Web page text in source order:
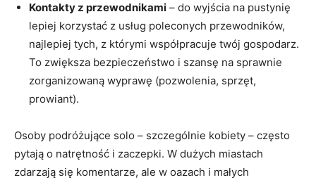
Kontakty z przewodnikami – do wyjścia na pustynię
lepiej korzystać z usług poleconych przewodników,
najlepiej tych, z którymi współpracuje twój gospodarz.
To zwiększa bezpieczeństwo i szansę na sprawnie
zorganizowaną wyprawę (pozwolenia, sprzęt,
prowiant).
Osoby podróżujące solo – szczególnie kobiety – często
pytają o natrętność i zaczepki. W dużych miastach
zdarzają się komentarze, ale w oazach i małych